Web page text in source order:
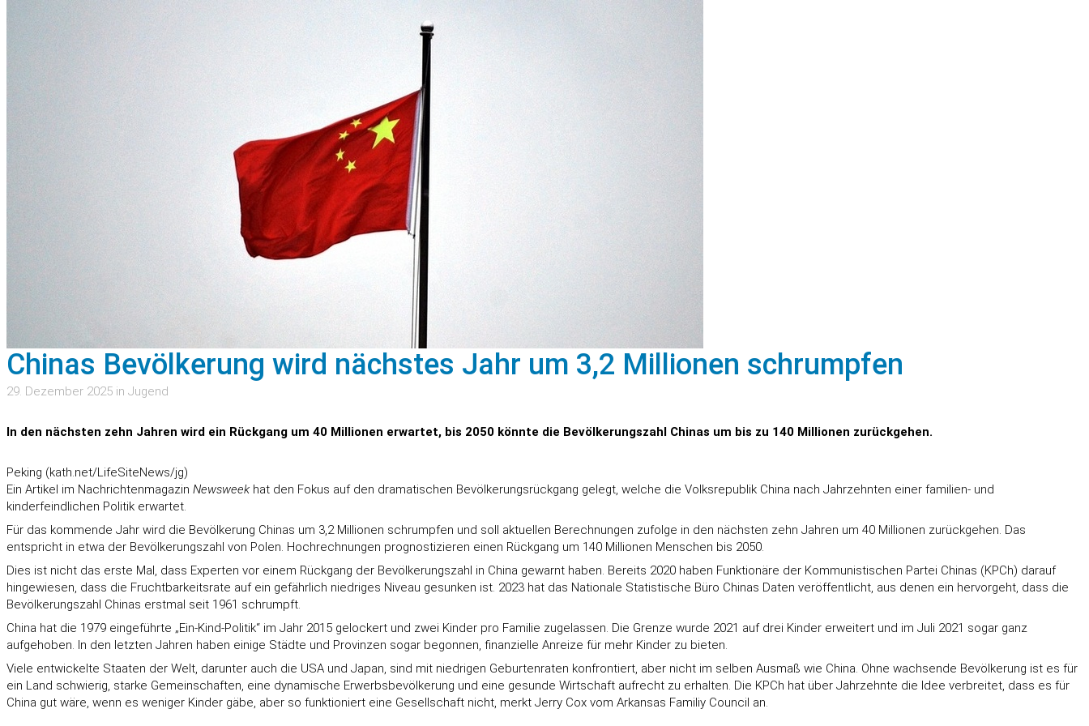
Chinas Bevölkerung wird nächstes Jahr um 3,2 Millionen schrumpfen
29. Dezember 2025 in Jugend
In den nächsten zehn Jahren wird ein Rückgang um 40 Millionen erwartet, bis 2050 könnte die Bevölkerungszahl Chinas um bis zu 140 Millionen zurückgehen.
Peking (kath.net/LifeSiteNews/jg)
Ein Artikel im Nachrichtenmagazin Newsweek hat den Fokus auf den dramatischen Bevölkerungsrückgang gelegt, welche die Volksrepublik China nach Jahrzehnten einer familien- und
kinderfeindlichen Politik erwartet.
Für das kommende Jahr wird die Bevölkerung Chinas um 3,2 Millionen schrumpfen und soll aktuellen Berechnungen zufolge in den nächsten zehn Jahren um 40 Millionen zurückgehen. Das
entspricht in etwa der Bevölkerungszahl von Polen. Hochrechnungen prognostizieren einen Rückgang um 140 Millionen Menschen bis 2050.
Dies ist nicht das erste Mal, dass Experten vor einem Rückgang der Bevölkerungszahl in China gewarnt haben. Bereits 2020 haben Funktionäre der Kommunistischen Partei Chinas (KPCh) darauf
hingewiesen, dass die Fruchtbarkeitsrate auf ein gefährlich niedriges Niveau gesunken ist. 2023 hat das Nationale Statistische Büro Chinas Daten veröffentlicht, aus denen ein hervorgeht, dass die
Bevölkerungszahl Chinas erstmal seit 1961 schrumpft.
China hat die 1979 eingeführte „Ein-Kind-Politik“ im Jahr 2015 gelockert und zwei Kinder pro Familie zugelassen. Die Grenze wurde 2021 auf drei Kinder erweitert und im Juli 2021 sogar ganz
aufgehoben. In den letzten Jahren haben einige Städte und Provinzen sogar begonnen, finanzielle Anreize für mehr Kinder zu bieten.
Viele entwickelte Staaten der Welt, darunter auch die USA und Japan, sind mit niedrigen Geburtenraten konfrontiert, aber nicht im selben Ausmaß wie China. Ohne wachsende Bevölkerung ist es für
ein Land schwierig, starke Gemeinschaften, eine dynamische Erwerbsbevölkerung und eine gesunde Wirtschaft aufrecht zu erhalten. Die KPCh hat über Jahrzehnte die Idee verbreitet, dass es für
China gut wäre, wenn es weniger Kinder gäbe, aber so funktioniert eine Gesellschaft nicht, merkt Jerry Cox vom Arkansas Familiy Council an.